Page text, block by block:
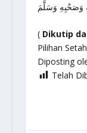
( Dikutip
Pilihan
Diposting
Telah